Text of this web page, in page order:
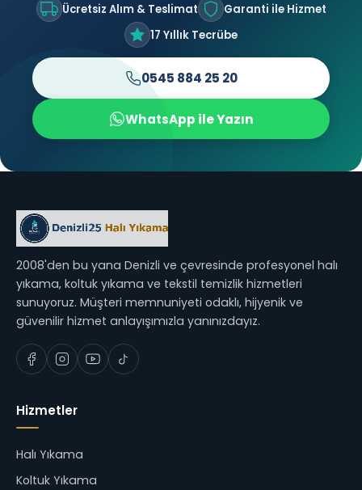
Ücretsiz Alım & Teslimat
Garanti ile Hizmet
17 Yıllık Tecrübe
0545 884 25 20
WhatsApp ile Yazın
2008'den bu yana Denizli ve çevresinde profesyonel halı
yıkama, koltuk yıkama ve tekstil temizlik hizmetleri
sunuyoruz. Müşteri memnuniyeti odaklı, hijyenik ve
güvenilir hizmet anlayışımızla yanınızdayız.
Hizmetler
Halı Yıkama
Koltuk Yıkama